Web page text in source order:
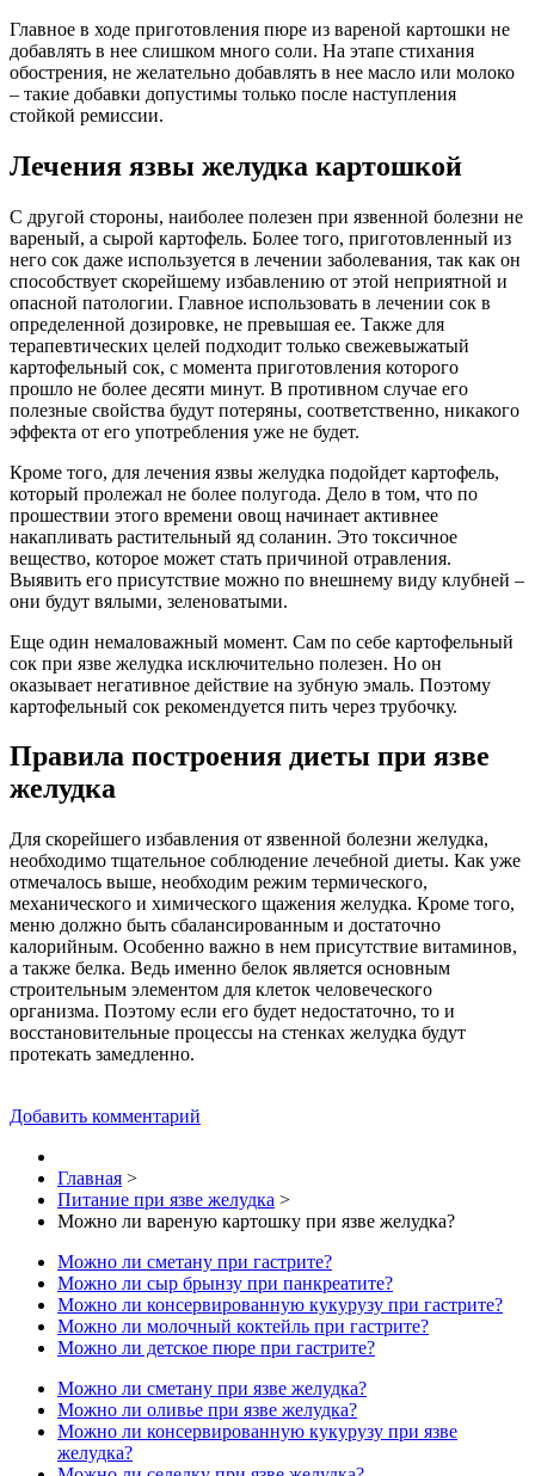
Главное в ходе приготовления пюре из вареной картошки не
добавлять в нее слишком много соли. На этапе стихания
обострения, не желательно добавлять в нее масло или молоко
– такие добавки допустимы только после наступления
стойкой ремиссии.
Лечения язвы желудка картошкой
С другой стороны, наиболее полезен при язвенной болезни не
вареный, а сырой картофель. Более того, приготовленный из
него сок даже используется в лечении заболевания, так как он
способствует скорейшему избавлению от этой неприятной и
опасной патологии. Главное использовать в лечении сок в
определенной дозировке, не превышая ее. Также для
терапевтических целей подходит только свежевыжатый
картофельный сок, с момента приготовления которого
прошло не более десяти минут. В противном случае его
полезные свойства будут потеряны, соответственно, никакого
эффекта от его употребления уже не будет.
Кроме того, для лечения язвы желудка подойдет картофель,
который пролежал не более полугода. Дело в том, что по
прошествии этого времени овощ начинает активнее
накапливать растительный яд соланин. Это токсичное
вещество, которое может стать причиной отравления.
Выявить его присутствие можно по внешнему виду клубней –
они будут вялыми, зеленоватыми.
Еще один немаловажный момент. Сам по себе картофельный
сок при язве желудка исключительно полезен. Но он
оказывает негативное действие на зубную эмаль. Поэтому
картофельный сок рекомендуется пить через трубочку.
Правила построения диеты при язве
желудка
Для скорейшего избавления от язвенной болезни желудка,
необходимо тщательное соблюдение лечебной диеты. Как уже
отмечалось выше, необходим режим термического,
механического и химического щажения желудка. Кроме того,
меню должно быть сбалансированным и достаточно
калорийным. Особенно важно в нем присутствие витаминов,
а также белка. Ведь именно белок является основным
строительным элементом для клеток человеческого
организма. Поэтому если его будет недостаточно, то и
восстановительные процессы на стенках желудка будут
протекать замедленно.
Добавить комментарий
Главная >
Питание при язве желудка >
Можно ли вареную картошку при язве желудка?
Можно ли сметану при гастрите?
Можно ли сыр брынзу при панкреатите?
Можно ли консервированную кукурузу при гастрите?
Можно ли молочный коктейль при гастрите?
Можно ли детское пюре при гастрите?
Можно ли сметану при язве желудка?
Можно ли оливье при язве желудка?
Можно ли консервированную кукурузу при язве
желудка?